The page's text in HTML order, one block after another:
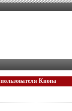
Кнопа